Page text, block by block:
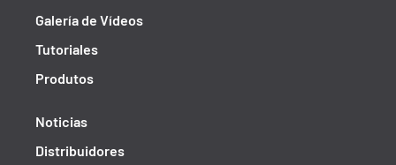
Galería de Vídeos
Tutoriales
Produtos
Noticias
Distribuidores